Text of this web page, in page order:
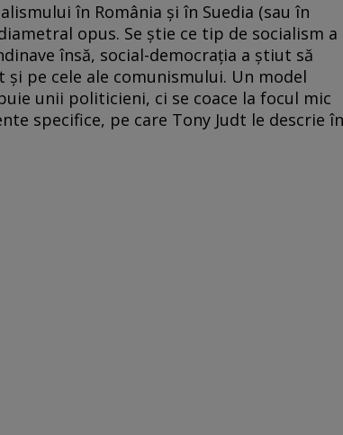
în România și în Suedia (sau în
opus. Se știe ce tip de socialism a
însă, social-democrația a știut să
pe cele ale comunismului. Un model
unii politicieni, ci se coace la focul mic
specifice, pe care Tony Judt le descrie în